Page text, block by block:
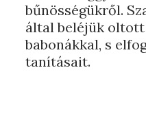
bűnösségükről.
által beléjük oltott
babonákkal, s
tanításait.